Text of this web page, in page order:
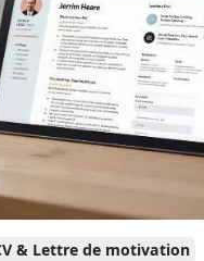
& Lettre de motivation